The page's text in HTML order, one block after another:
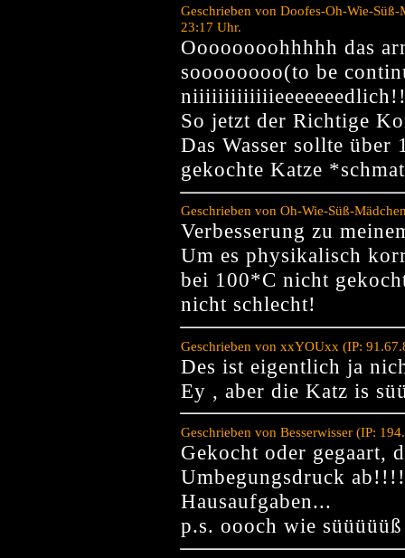
Geschrieben von Doofes-Oh-Wie-
23:17 Uhr.
Oooooooohhhhh das
soooooooo(to be
So jetzt der Richtige
Das Wasser sollte
gekochte Katze
Geschrieben von Oh-Wie-Süß-
Verbesserung zu
Um es physikalisch
bei 100*C nicht
nicht schlecht!
Geschrieben von xxYOUxx (IP:
Des ist eigentlich ja
Ey , aber die Katz is
Geschrieben von Besserwisser (IP:
Gekocht oder gegaart,
Umbegungsdruck
Hausaufgaben...
p.s. oooch wie süüüüüß